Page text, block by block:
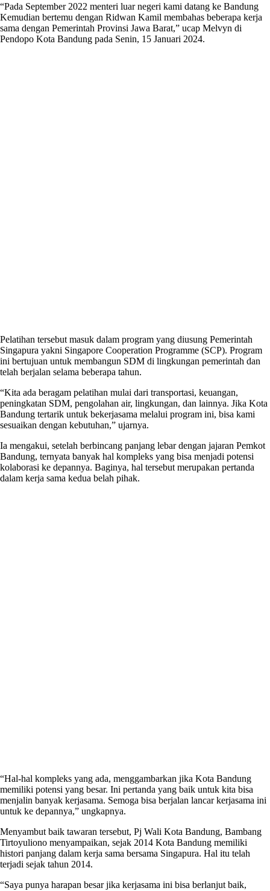
“Pada September 2022 menteri luar negeri kami datang ke Bandung
Kemudian bertemu dengan Ridwan Kamil membahas beberapa kerja
sama dengan Pemerintah Provinsi Jawa Barat,” ucap Melvyn di
Pendopo Kota Bandung pada Senin, 15 Januari 2024.
Pelatihan tersebut masuk dalam program yang diusung Pemerintah
Singapura yakni Singapore Cooperation Programme (SCP). Program
ini bertujuan untuk membangun SDM di lingkungan pemerintah dan
telah berjalan selama beberapa tahun.
“Kita ada beragam pelatihan mulai dari transportasi, keuangan,
peningkatan SDM, pengolahan air, lingkungan, dan lainnya. Jika Kota
Bandung tertarik untuk bekerjasama melalui program ini, bisa kami
sesuaikan dengan kebutuhan,” ujarnya.
Ia mengakui, setelah berbincang panjang lebar dengan jajaran Pemkot
Bandung, ternyata banyak hal kompleks yang bisa menjadi potensi
kolaborasi ke depannya. Baginya, hal tersebut merupakan pertanda
dalam kerja sama kedua belah pihak.
“Hal-hal kompleks yang ada, menggambarkan jika Kota Bandung
memiliki potensi yang besar. Ini pertanda yang baik untuk kita bisa
menjalin banyak kerjasama. Semoga bisa berjalan lancar kerjasama ini
untuk ke depannya,” ungkapnya.
Menyambut baik tawaran tersebut, Pj Wali Kota Bandung, Bambang
Tirtoyuliono menyampaikan, sejak 2014 Kota Bandung memiliki
histori panjang dalam kerja sama bersama Singapura. Hal itu telah
terjadi sejak tahun 2014.
“Saya punya harapan besar jika kerjasama ini bisa berlanjut baik,